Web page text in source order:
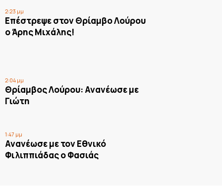
2:23 μμ
Επέστρεψε στον Θρίαμβο Λούρου
ο Άρης Μιχάλης!
2:04 μμ
Θρίαμβος Λούρου: Ανανέωσε με
Γιώτη
1:47 μμ
Ανανέωσε με τον Εθνικό
Φιλιππιάδας ο Φασιάς